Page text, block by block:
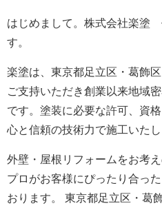
はじめまして。株式会社楽
す。
楽塗は、東京都足立区・葛飾
ご支持いただき創業以来地域
です。塗装に必要な許可、資
心と信頼の技術力で施工いたし
外壁・屋根リフォームをお考
プロがお客様にぴったり合っ
おります。 東京都足立区・葛